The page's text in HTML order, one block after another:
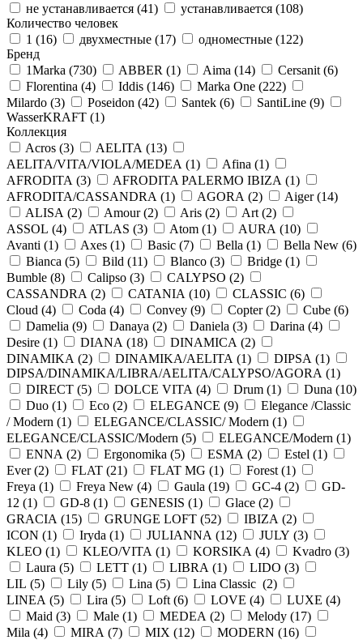
не устанавливается (41) устанавливается (108)
Количество человек
1 (16) двухместные (17) одноместные (122)
Бренд
1Marka (730) ABBER (1) Aima (14) Cersanit (6)
Florentina (4) Iddis (146) Marka One (222)
Milardo (3) Poseidon (42) Santek (6) SantiLine (9)
WasserKRAFT (1)
Коллекция
Acros (3) AELITA (13)
AELITA/VITA/VIOLA/MEDEA (1) Afina (1)
AFRODITA (3) AFRODITA PALERMO IBIZA (1)
AFRODITA/CASSANDRA (1) AGORA (2) Aiger (14)
ALISA (2) Amour (2) Aris (2) Art (2)
ASSOL (4) ATLAS (3) Atom (1) AURA (10)
Avanti (1) Axes (1) Basic (7) Bella (1) Bella New (6)
Bianca (5) Bild (11) Blanco (3) Bridge (1)
Bumble (8) Calipso (3) CALYPSO (2)
CASSANDRA (2) CATANIA (10) CLASSIC (6)
Cloud (4) Coda (4) Convey (9) Copter (2) Cube (6)
Damelia (9) Danaya (2) Daniela (3) Darina (4)
Desire (1) DIANA (18) DINAMICA (2)
DINAMIKA (2) DINAMIKA/AELITA (1) DIPSA (1)
DIPSA/DINAMIKA/LIBRA/AELITA/CALYPSO/AGORA (1)
DIRECT (5) DOLCE VITA (4) Drum (1) Duna (10)
Duo (1) Eco (2) ELEGANCE (9)
Elegance /Classic
/ Modern (1) ELEGANCE/CLASSIC/ Modern (1)
ELEGANCE/CLASSIC/Modern (5) ELEGANCE/Modern (1)
ENNA (2) Ergonomika (5) ESMA (2) Estel (1)
Ever (2) FLAT (21) FLAT MG (1) Forest (1)
Freya (1) Freya New (4) Gaula (19) GC-4 (2)
GD-
12 (1) GD-8 (1) GENESIS (1) Glace (2)
GRACIA (15) GRUNGE LOFT (52) IBIZA (2)
ICON (1) Iryda (1) JULIANNA (12) JULY (3)
KLEO (1) KLEO/VITA (1) KORSIKA (4) Kvadro (3)
Laura (5) LETT (1) LIBRA (1) LIDO (3)
LIL (5) Lily (5) Lina (5) Lina Classic (2)
LINEA (5) Lira (5) Loft (6) LOVE (4) LUXE (4)
Maid (3) Male (1) MEDEA (2) Melody (17)
Mila (4) MIRA (7) MIX (12) MODERN (16)